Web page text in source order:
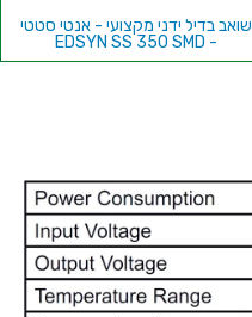
שואב בדיל ידני מקצועי - אנטי סטטי
- EDSYN SS 350 SMD